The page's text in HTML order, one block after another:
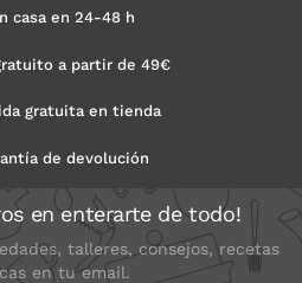
casa en 24-48 h
a partir de 49€
gratuita en tienda
de devolución
en enterarte de todo!
talleres, consejos, recetas
en tu email.